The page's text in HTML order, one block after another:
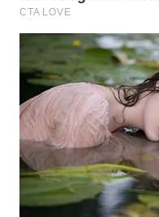
WN
CIANJUR
WN
KEPULAUAN
SERIBU
WN
TANGERANG